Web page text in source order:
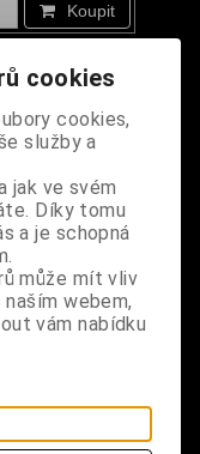
Koupit
s hroty a
řetízky
Koupit
cookies
cookies,
služby a
jak ve svém
Díky tomu
a je schopná
může mít vliv
webem,
vám nabídku